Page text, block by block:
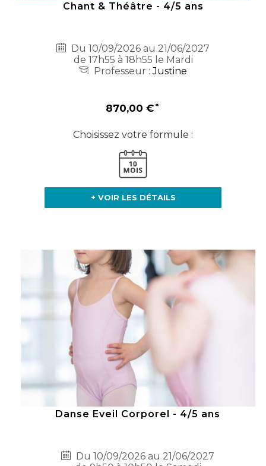
Chant & Théâtre - 4/5 ans
Du 10/09/2026 au 21/06/2027
de 17h55 à 18h55 le Mardi
Professeur :Justine
870,00 €
Choisissez votre formule :
+ VOIR LES DÉTAILS
Danse Eveil Corporel - 4/5 ans
Du 10/09/2026 au 21/06/2027